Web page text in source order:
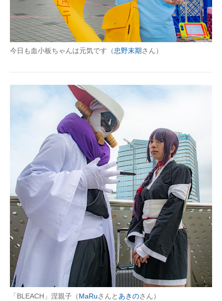
今日も血小板ちゃんは元気です（忠野末期さん）
「BLEACH」涅親子（MaRuさんとあきのさん）